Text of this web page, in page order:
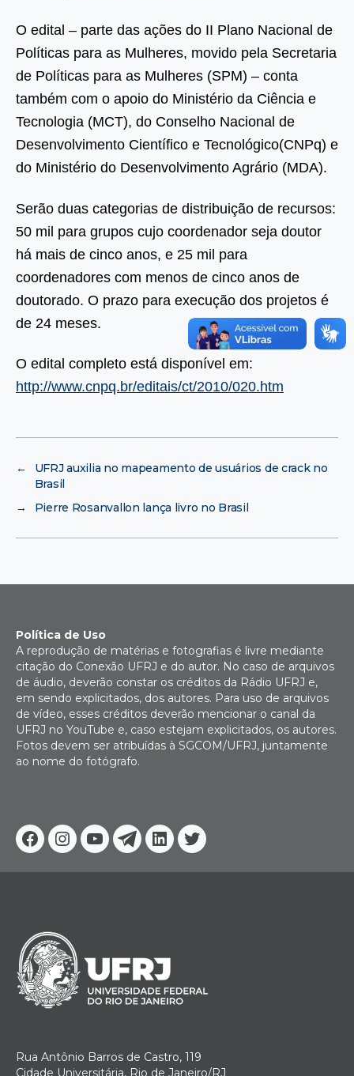
O edital – parte das ações do II Plano Nacional de
Políticas para as Mulheres, movido pela Secretaria
de Políticas para as Mulheres (SPM) – conta
também com o apoio do Ministério da Ciência e
Tecnologia (MCT), do Conselho Nacional de
Desenvolvimento Científico e Tecnológico(CNPq) e
do Ministério do Desenvolvimento Agrário (MDA).
Serão duas categorias de distribuição de recursos:
50 mil para grupos cujo coordenador seja doutor
há mais de cinco anos, e 25 mil para
coordenadores com menos de cinco anos de
doutorado. O prazo para execução dos projetos é
de 24 meses.
O edital completo está disponível em:
http://www.cnpq.br/editais/ct/2010/020.htm
←
UFRJ auxilia no mapeamento de usuários de crack no
Brasil
→
Pierre Rosanvallon lança livro no Brasil
Facebook
Instagram
YoutubeTelegram
Linkedin
Twitter
Política de Uso
A reprodução de matérias e fotografias é livre mediante
citação do Conexão UFRJ e do autor. No caso de arquivos
de áudio, deverão constar os créditos da Rádio UFRJ e,
em sendo explicitados, dos autores. Para uso de arquivos
de vídeo, esses créditos deverão mencionar o canal da
UFRJ no YouTube e, caso estejam explicitados, os autores.
Fotos devem ser atribuídas à SGCOM/UFRJ, juntamente
ao nome do fotógrafo.
Rua Antônio Barros de Castro, 119
Cidade Universitária, Rio de Janeiro/RJ